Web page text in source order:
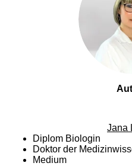
Jana
Diplom Biologin
Doktor der
Medium